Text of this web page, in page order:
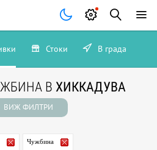
Стоки В града
В ХИККАДУВА
ВИЖ ФИЛТРИ
Чужбина